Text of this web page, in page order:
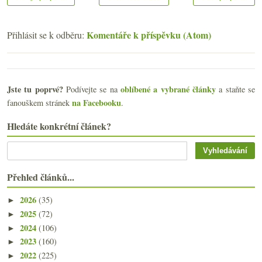
Přihlásit se k odběru: Komentáře k příspěvku (Atom)
Jste tu poprvé?Podívejte se naoblíbené a vybrané články a staňte se
fanouškem stránek na Facebooku.
Hledáte konkrétní článek?
Přehled článků...
► 2026 (35)
► 2025 (72)
► 2024 (106)
► 2023 (160)
► 2022 (225)